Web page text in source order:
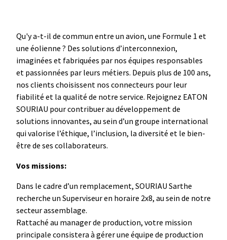
Qu'y a-t-il de commun entre un avion, une Formule 1 et
une éolienne ? Des solutions d’interconnexion,
imaginées et fabriquées par nos équipes responsables
et passionnées par leurs métiers. Depuis plus de 100 ans,
nos clients choisissent nos connecteurs pour leur
fiabilité et la qualité de notre service. Rejoignez EATON
SOURIAU pour contribuer au développement de
solutions innovantes, au sein d’un groupe international
qui valorise l’éthique, l’inclusion, la diversité et le bien-
être de ses collaborateurs.
Vos missions:
Dans le cadre d’un remplacement, SOURIAU Sarthe
recherche un Superviseur en horaire 2x8, au sein de notre
secteur assemblage.
Rattaché au manager de production, votre mission
principale consistera à gérer une équipe de production